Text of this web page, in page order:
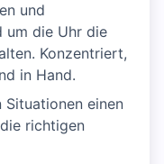
und
um die Uhr die
Konzentriert,
in Hand.
Situationen einen
richtigen